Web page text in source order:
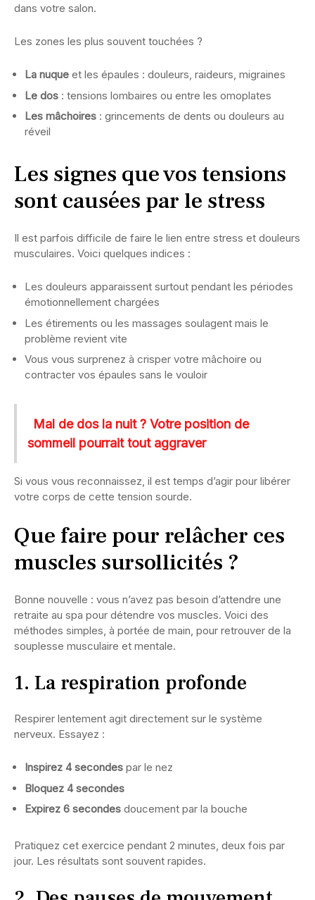
dans votre salon.
Les zones les plus souvent touchées ?
La nuque et les épaules : douleurs, raideurs, migraines
Le dos : tensions lombaires ou entre les omoplates
Les mâchoires : grincements de dents ou douleurs au
réveil
Les signes que vos tensions
sont causées par le stress
Il est parfois difficile de faire le lien entre stress et douleurs
musculaires. Voici quelques indices :
Les douleurs apparaissent surtout pendant les périodes
émotionnellement chargées
Les étirements ou les massages soulagent mais le
problème revient vite
Vous vous surprenez à crisper votre mâchoire ou
contracter vos épaules sans le vouloir
Mal de dos la nuit ? Votre position de
sommeil pourrait tout aggraver
Si vous vous reconnaissez, il est temps d’agir pour libérer
votre corps de cette tension sourde.
Que faire pour relâcher ces
muscles sursollicités ?
Bonne nouvelle : vous n’avez pas besoin d’attendre une
retraite au spa pour détendre vos muscles. Voici des
méthodes simples, à portée de main, pour retrouver de la
souplesse musculaire et mentale.
1. La respiration profonde
Respirer lentement agit directement sur le système
nerveux. Essayez :
Inspirez 4 secondes par le nez
Bloquez 4 secondes
Expirez 6 secondes doucement par la bouche
Pratiquez cet exercice pendant 2 minutes, deux fois par
jour. Les résultats sont souvent rapides.